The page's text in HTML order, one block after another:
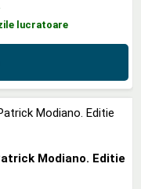
lucratoare
Modiano. Editie